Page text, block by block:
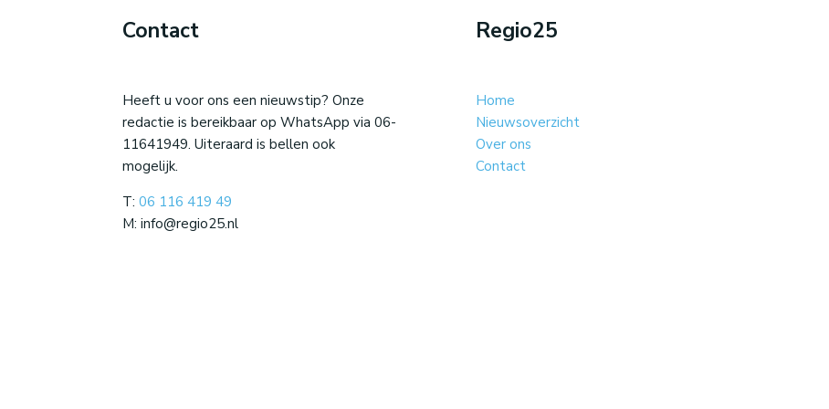
Contact
Heeft u voor ons een nieuwstip? Onze
redactie is bereikbaar op WhatsApp via 06-
11641949. Uiteraard is bellen ook
mogelijk.
T:06 116 419 49
M: info@regio25.nl
Regio25
Home
Nieuwsoverzicht
Over ons
Contact